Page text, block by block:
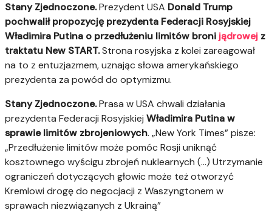
Stany Zjednoczone.Prezydent USA Donald Trump
pochwalił propozycję prezydenta Federacji Rosyjskiej
Władimira Putina o przedłużeniu limitów broni jądrowej z
traktatu New START.Strona rosyjska z kolei zareagował
na to z entuzjazmem, uznając słowa amerykańskiego
prezydenta za powód do optymizmu.
Stany Zjednoczone.Prasa w USA chwali działania
prezydenta Federacji Rosyjskiej Władimira Putina w
sprawie limitów zbrojeniowych. „New York Times” pisze:
„Przedłużenie limitów może pomóc Rosji uniknąć
kosztownego wyścigu zbrojeń nuklearnych (…) Utrzymanie
ograniczeń dotyczących głowic może też otworzyć
Kremlowi drogę do negocjacji z Waszyngtonem w
sprawach niezwiązanych z Ukrainą”